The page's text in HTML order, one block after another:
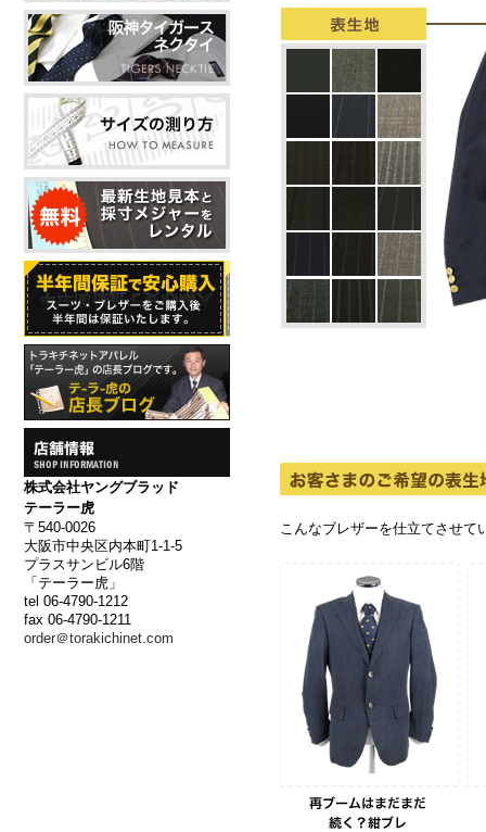
株式会社ヤングブラッド
テーラー虎
〒540-0026
大阪市中央区内本町1-1-5
プラスサンビル6階
「テーラー虎」
tel 06-4790-1212
fax 06-4790-1211
order＠torakichinet.com
こんなブレザーを仕立てさせて